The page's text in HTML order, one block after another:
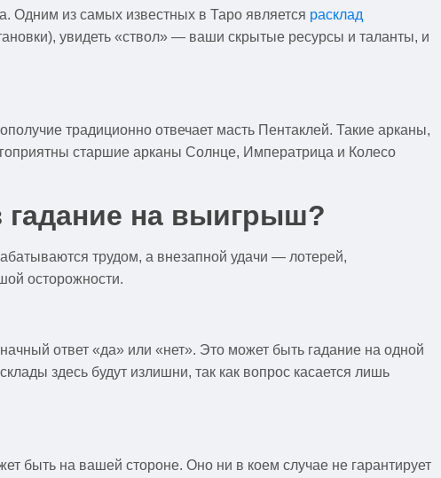
Одним из самых известных в Таро является расклад
увидеть «ствол» — ваши скрытые ресурсы и таланты, и
традиционно отвечает масть Пентаклей. Такие арканы,
старшие арканы Солнце, Императрица и Колесо
гадание на выигрыш?
трудом, а внезапной удачи — лотерей,
осторожности.
ответ «да» или «нет». Это может быть гадание на одной
здесь будут излишни, так как вопрос касается лишь
быть на вашей стороне. Оно ни в коем случае не гарантирует